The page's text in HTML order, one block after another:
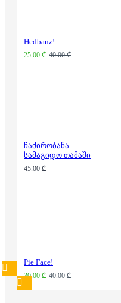
Hedbanz!
25.00 ₾ 40.00 ₾
ჩაძირობანა -
სამაგიდო თამაში
45.00 ₾
Pie Face!
30.00 ₾ 40.00 ₾